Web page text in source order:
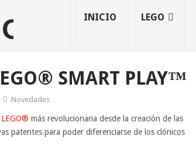
INICIO LEGO
SMART PLAY™
Novedades
más revolucionaria desde la creación de las
patentes para poder diferenciarse de los clónicos